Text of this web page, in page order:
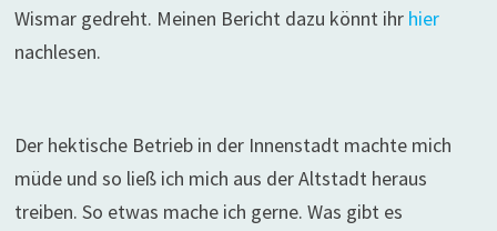
Wismar gedreht. Meinen Bericht dazu könnt ihr hier
nachlesen.
Der hektische Betrieb in der Innenstadt machte mich
müde und so ließ ich mich aus der Altstadt heraus
treiben. So etwas mache ich gerne. Was gibt es